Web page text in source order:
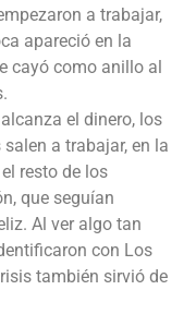
a trabajar,
apareció en la
cayó como anillo al
el dinero, los
a trabajar, en la
resto de los
que seguían
Al ver algo tan
con Los
también sirvió de